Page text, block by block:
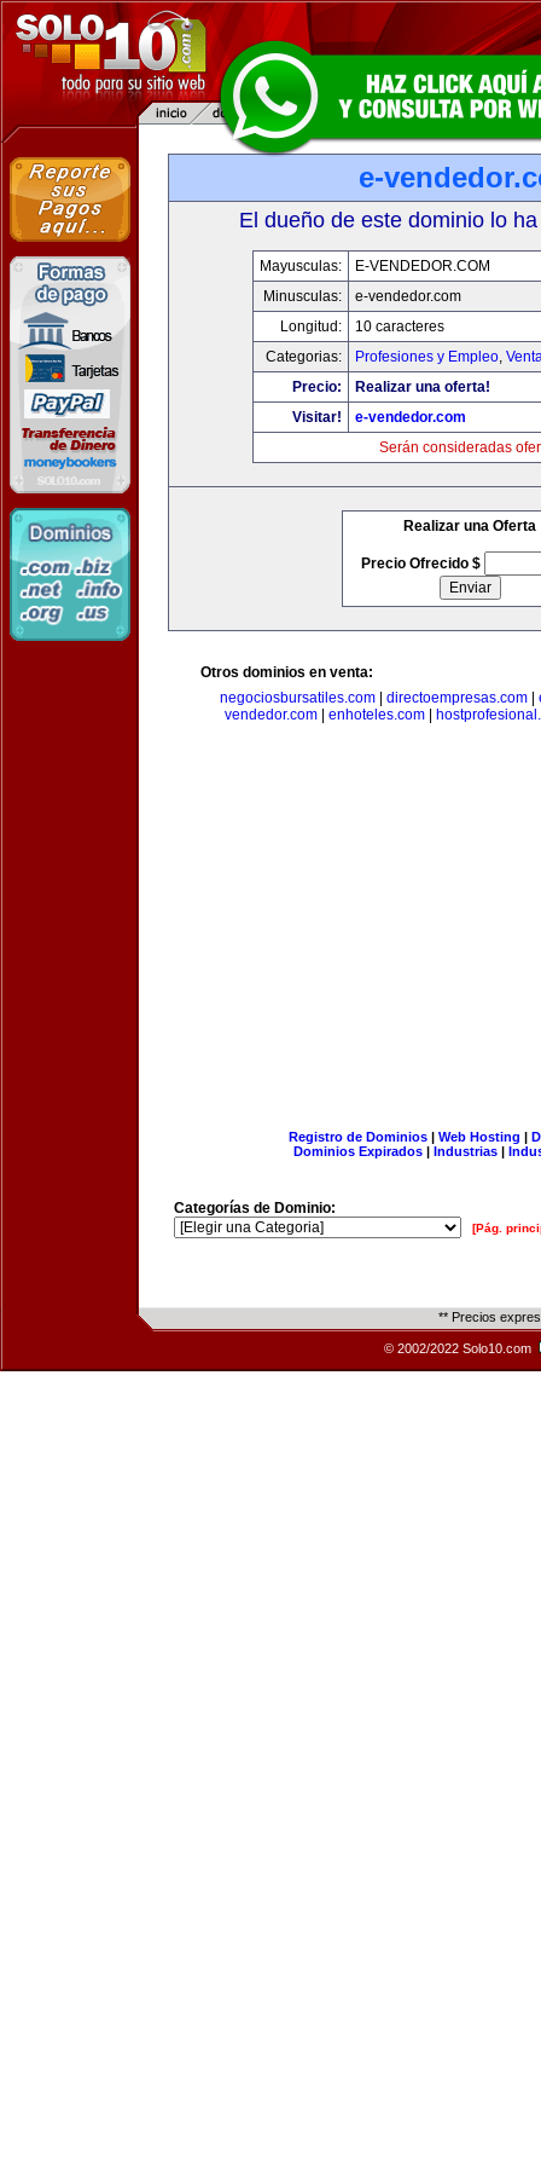
e-
El dueño de este dominio lo
Mayusculas:
E-VENDEDOR.COM
Minusculas:
e-vendedor.com
Longitud:
10 caracteres
Categorias:
Profesiones y Empleo,
Precio:
Realizar una oferta!
Visitar!
e-vendedor.com
Serán consideradas
Realizar una Oferta
Precio Ofrecido $
Otros dominios en venta:
negociosbursatiles.com
directoempresas.com
vendedor.com
enhoteles.com
Registro de Dominios| Web Hosting |
Dominios Expirados | Industrias |
Categorías de Dominio:
[Pág.
** Precios
© 2002/2022 Solo10.com